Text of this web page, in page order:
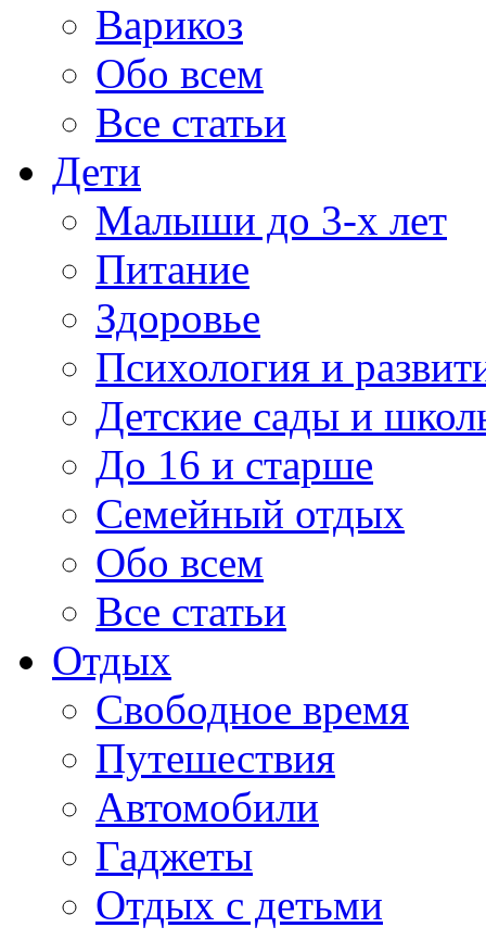
Варикоз
Обо всем
Все статьи
Дети
Малыши до 3-х лет
Питание
Здоровье
Психология и
Детские сады и
До 16 и старше
Семейный отдых
Обо всем
Все статьи
Отдых
Свободное время
Путешествия
Автомобили
Гаджеты
Отдых с детьми